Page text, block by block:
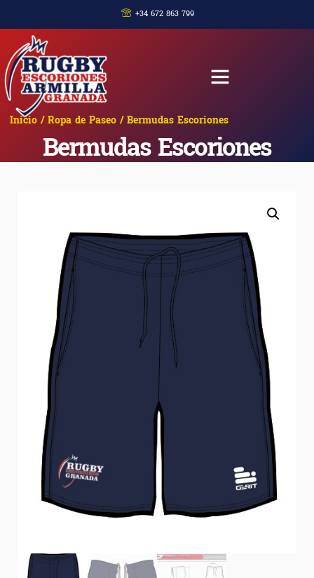
+34 672 863 799
Inicio /Ropa de Paseo / Bermudas Escoriones
Bermudas Escoriones